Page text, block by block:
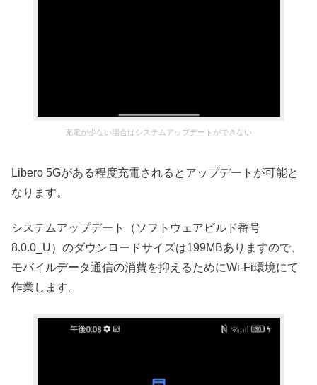
充電が少ない場合はシステムアップデートができない
Libero 5Gがある程度充電されるとアップデートが可能と
なります。
システムアップデート（ソフトウェアビルド番号
8.0.0_U）のダウンロードサイズは199MBありますので、
モバイルデータ通信の消費を抑えるためにWi-Fi環境にて
作業します。